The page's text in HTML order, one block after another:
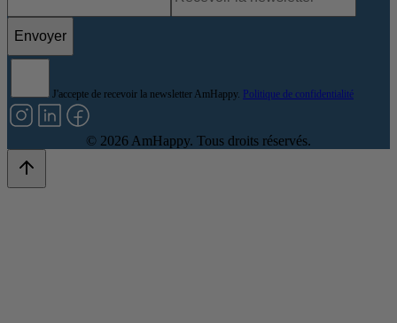
Envoyer
J'accepte de recevoir la newsletter AmHappy. Politique de confidentialité
© 2026 AmHappy. Tous droits réservés.